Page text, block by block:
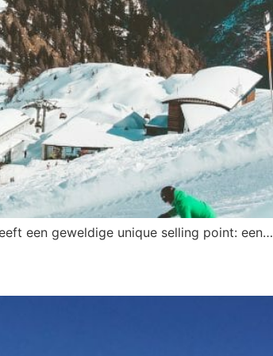
een geweldige unique selling point: een…